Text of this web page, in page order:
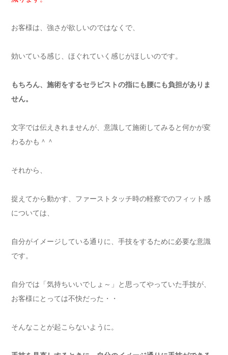
お客様は、強さが欲しいのではなくで、
効いている感じ、ほぐれていく感じがほしいのです。
もちろん、施術をするセラピストの指にも腰にも負担がありま
せん。
文字では伝えきれませんが、意識して施術してみると何かが変
わるかも＾＾
それから、
捉えてから動かす、ファーストタッチ時の軽察でのフィット感
については、
自分がイメージしている通りに、手技をするために必要な意識
です。
自分では「気持ちいいでしょ～」と思ってやっていた手技が、
お客様にとっては不快だった・・
そんなことが起こらないように。